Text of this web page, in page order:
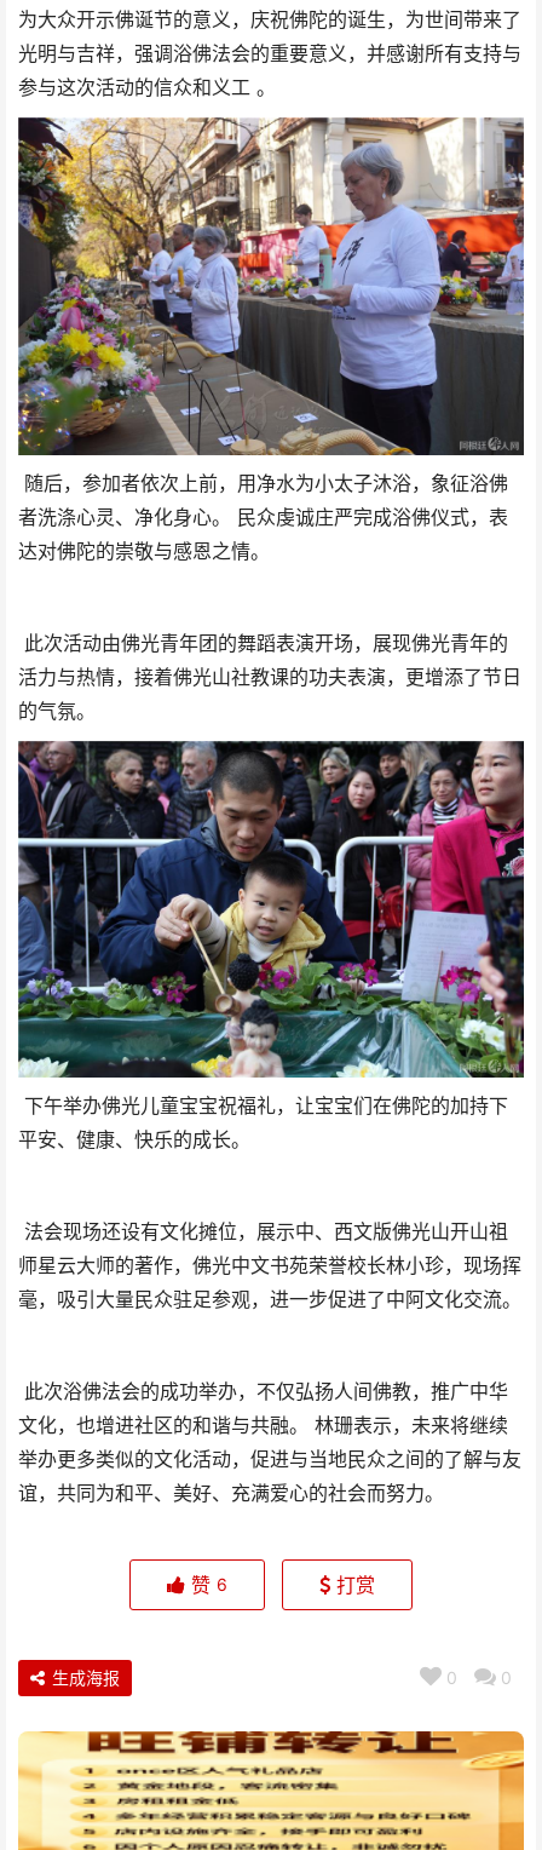
为大众开示佛诞节的意义，庆祝佛陀的诞生，为世间带来了
光明与吉祥，强调浴佛法会的重要意义，并感谢所有支持与
参与这次活动的信众和义工 。
随后，参加者依次上前，用净水为小太子沐浴，象征浴佛
者洗涤心灵、净化身心。 民众虔诚庄严完成浴佛仪式，表
达对佛陀的崇敬与感恩之情。
此次活动由佛光青年团的舞蹈表演开场，展现佛光青年的
活力与热情，接着佛光山社教课的功夫表演，更增添了节日
的气氛。
下午举办佛光儿童宝宝祝福礼，让宝宝们在佛陀的加持下
平安、健康、快乐的成长。
法会现场还设有文化摊位，展示中、西文版佛光山开山祖
师星云大师的著作，佛光中文书苑荣誉校长林小珍，现场挥
毫，吸引大量民众驻足参观，进一步促进了中阿文化交流。
此次浴佛法会的成功举办，不仅弘扬人间佛教，推广中华
文化，也增进社区的和谐与共融。 林珊表示，未来将继续
举办更多类似的文化活动，促进与当地民众之间的了解与友
谊，共同为和平、美好、充满爱心的社会而努力。
赞 6 打赏
0 0
生成海报